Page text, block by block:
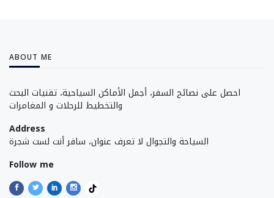
ABOUT ME
احصل على نصائح السفر، أجمل الأماكن السياحية، تقنيات البحث
والتخطيط للرحلات و المغامرات
Address
السياحة والتجوال لا تعرف عنوان، سافر أنت لست شجرة
Follow me